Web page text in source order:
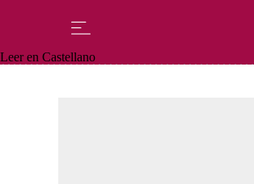
Leer en Castellano